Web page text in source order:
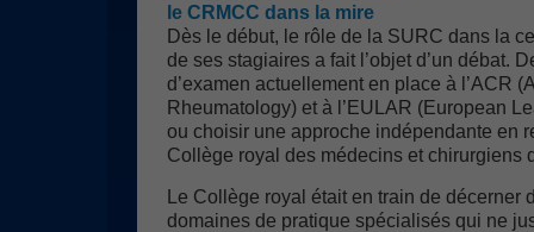
le CRMCC dans la mire
Dès le début, le rôle de la SURC dans la
de ses stagiaires a fait l’objet d’un débat.
d’examen actuellement en place à l’ACR
Rheumatology) et à l’EULAR (European
ou choisir une approche indépendante en
Collège royal des médecins et chirurgiens
Le Collège royal était en train de décerner
domaines de pratique spécialisés qui ne